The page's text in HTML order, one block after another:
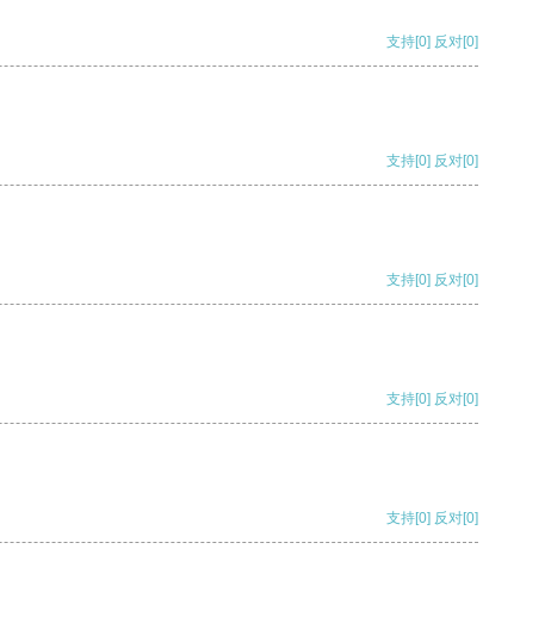
支持[0] 反对[0]
支持[0] 反对[0]
支持[0] 反对[0]
支持[0] 反对[0]
支持[0] 反对[0]